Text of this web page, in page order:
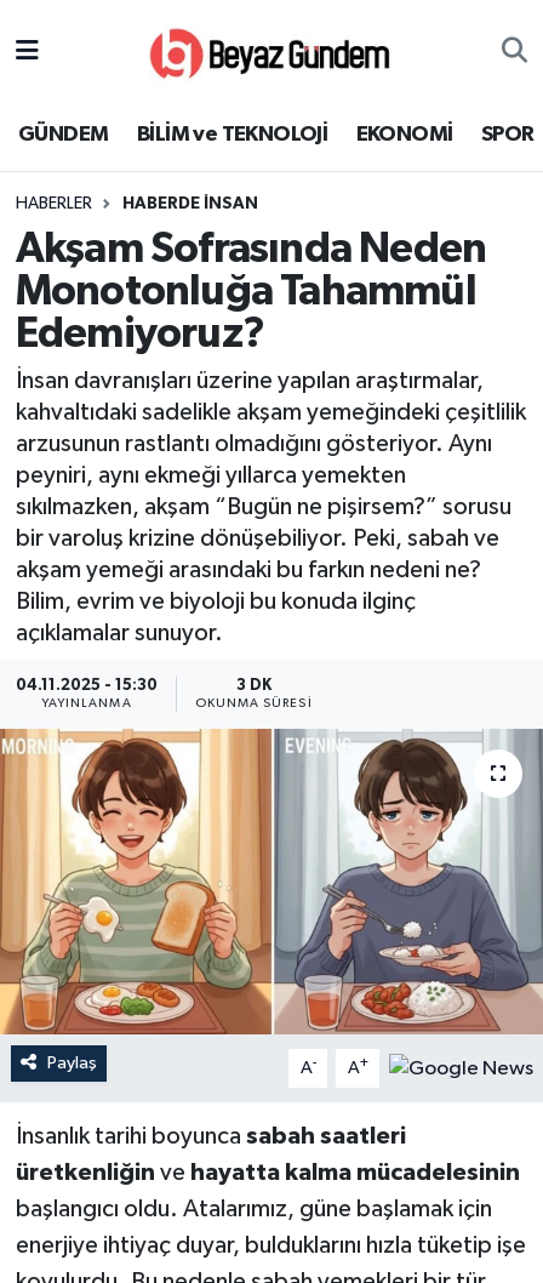
GÜNDEM BİLİM ve TEKNOLOJİ EKONOMİ SPOR
HABERLER HABERDE İNSAN
Akşam Sofrasında Neden
Monotonluğa Tahammül
Edemiyoruz?
İnsan davranışları üzerine yapılan araştırmalar,
kahvaltıdaki sadelikle akşam yemeğindeki çeşitlilik
arzusunun rastlantı olmadığını gösteriyor. Aynı
peyniri, aynı ekmeği yıllarca yemekten
sıkılmazken, akşam “Bugün ne pişirsem?” sorusu
bir varoluş krizine dönüşebiliyor. Peki, sabah ve
akşam yemeği arasındaki bu farkın nedeni ne?
Bilim, evrim ve biyoloji bu konuda ilginç
açıklamalar sunuyor.
04.11.2025 - 15:30
YAYINLANMA
3 DK
OKUNMA SÜRESI
Paylaş A- A+
İnsanlık tarihi boyunca sabah saatleri
üretkenliğin ve hayatta kalma mücadelesinin
başlangıcı oldu. Atalarımız, güne başlamak için
enerjiye ihtiyaç duyar, bulduklarını hızla tüketip işe
EKONOMİ
SAĞLIK
EĞİTİM
KÜLTÜR SANAT
MAGAZİN
YEREL
Süper Lig Puan Durumu ve Fikstür
Tüm Manşetler
Son Dakika Haberleri
Haber Arşivi